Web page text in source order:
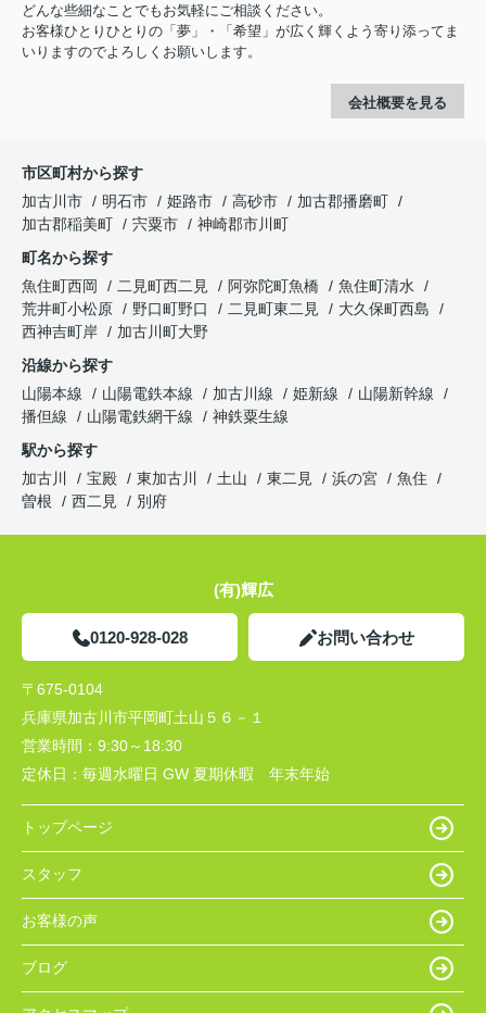
どんな些細なことでもお気軽にご相談ください。
お客様ひとりひとりの「夢」・「希望」が広く輝くよう寄り添ってま
いりますのでよろしくお願いします。
会社概要を見る
市区町村から探す
加古川市
明石市 姫路市 高砂市
加古郡播磨町
加古郡稲美町
宍粟市
神崎郡市川町
町名から探す
魚住町西岡
二見町西二見 阿弥陀町魚橋
魚住町清水
荒井町小松原
野口町野口 二見町東二見
大久保町西島
西神吉町岸
加古川町大野
沿線から探す
山陽本線
山陽電鉄本線 加古川線 姫新線
山陽新幹線
播但線
山陽電鉄網干線
神鉄粟生線
駅から探す
加古川
宝殿 東加古川 土山 東二見 浜の宮
魚住
曽根
西二見 別府
(有)輝広
0120-928-028 お問い合わせ
〒675-0104
兵庫県加古川市平岡町土山５６－１
営業時間： 9:30～18:30
定休日： 毎週水曜日 GW 夏期休暇 年末年始
トップページ
スタッフ
お客様の声
ブログ